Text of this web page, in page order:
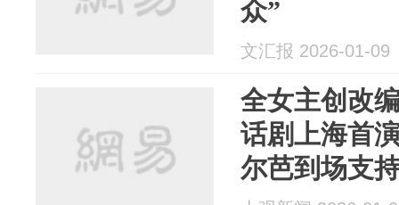
众”
文汇报 2026-01-09
全女主创改
话剧上海首
尔芭到场支